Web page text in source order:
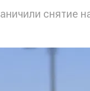
снятие